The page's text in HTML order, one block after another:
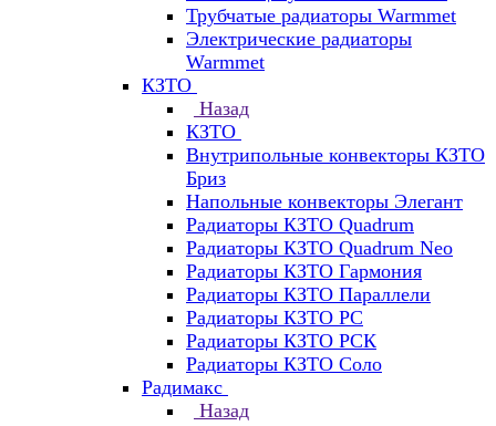
Трубчатые радиаторы Warmmet
Электрические радиаторы
Warmmet
КЗТО
Назад
КЗТО
Внутрипольные конвекторы КЗТО
Бриз
Напольные конвекторы Элегант
Радиаторы КЗТО Quadrum
Радиаторы КЗТО Quadrum Neo
Радиаторы КЗТО Гармония
Радиаторы КЗТО Параллели
Радиаторы КЗТО РС
Радиаторы КЗТО РСК
Радиаторы КЗТО Соло
Радимакс
Назад